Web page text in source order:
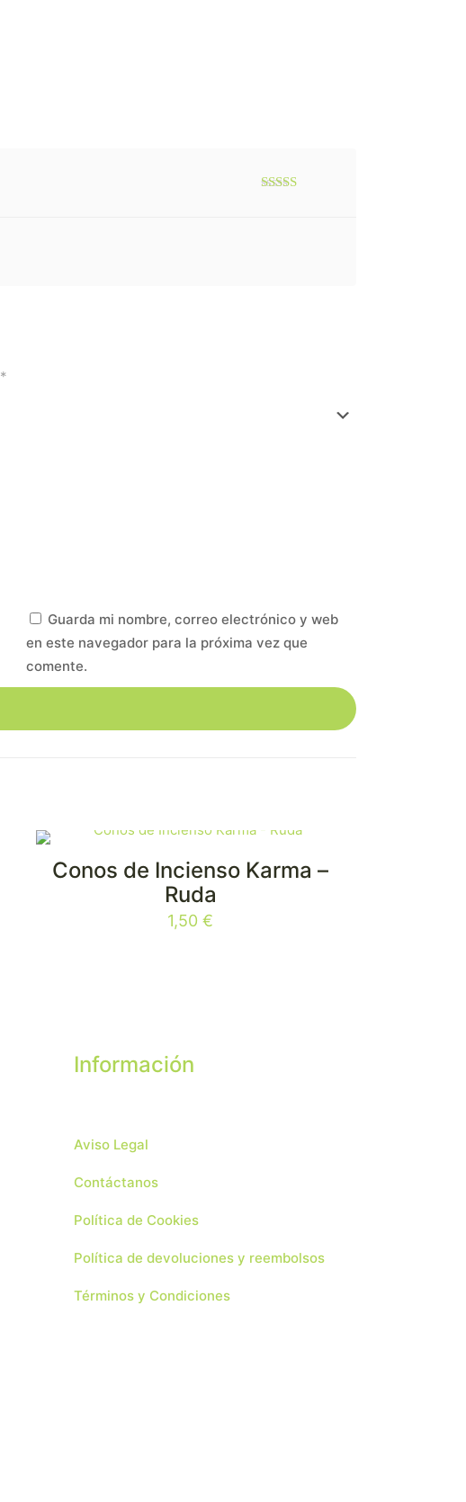
*
Guarda mi nombre, correo electrónico y web
en este navegador para la próxima vez que
comente.
Conos de Incienso Karma –
Ruda
1,50€
Información
Aviso Legal
Contáctanos
Política de Cookies
Política de devoluciones y reembolsos
Términos y Condiciones